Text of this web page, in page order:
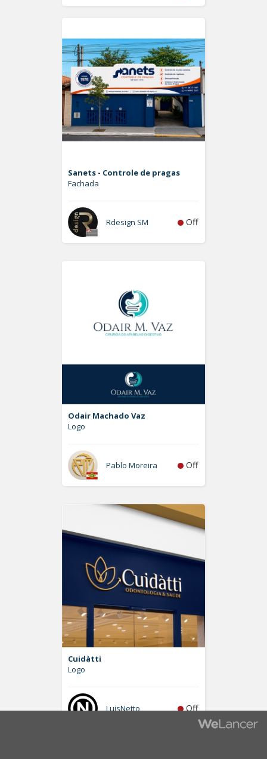
Sanets - Controle de pragas
Fachada
Rdesign SM Off
Odair Machado Vaz
Logo
Pablo Moreira Off
Cuidàtti
Logo
LuisNetto Off